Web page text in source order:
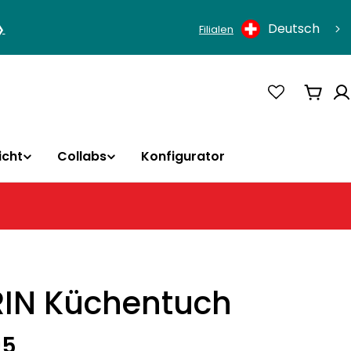
Filialen Deutsch
Collabs Konfigurator
Küchentuch